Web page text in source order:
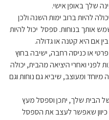
שלך באופן אישי.
להיות ברוב ימות השנה ולכן
אותך בנוחות. ספסל יכול להיות
אם היא קטנה או גדולה.
או כניסה רחבה, ישיבה בחוץ
לפני ואחרי היציאה מהבית, יכולה
מיוחד ומעוצב, שיביא גם נוחות וגם
הבית שלך, יתכן וספסל מעץ
כיוון שאפשר לעצב את הספסל